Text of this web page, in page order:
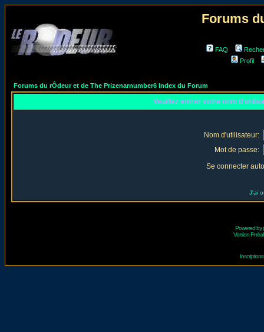
Forums
FAQ
Profil
Forums du rÔdeur et de The Prizenarnumber6 Index du Forum
Veuillez entrer votre nom
Nom d'utilisateur:
Mot de passe:
Se connecter
J'ai
Powered by
Version Fr